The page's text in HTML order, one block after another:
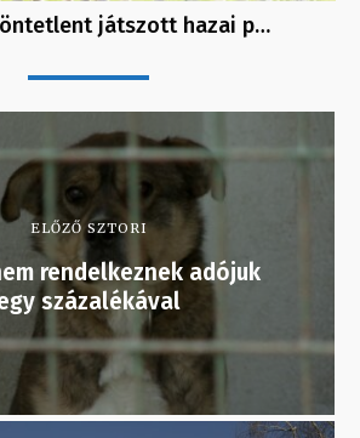
játszott hazai p…
ELŐZŐ SZTORI
rendelkeznek adójuk
százalékával